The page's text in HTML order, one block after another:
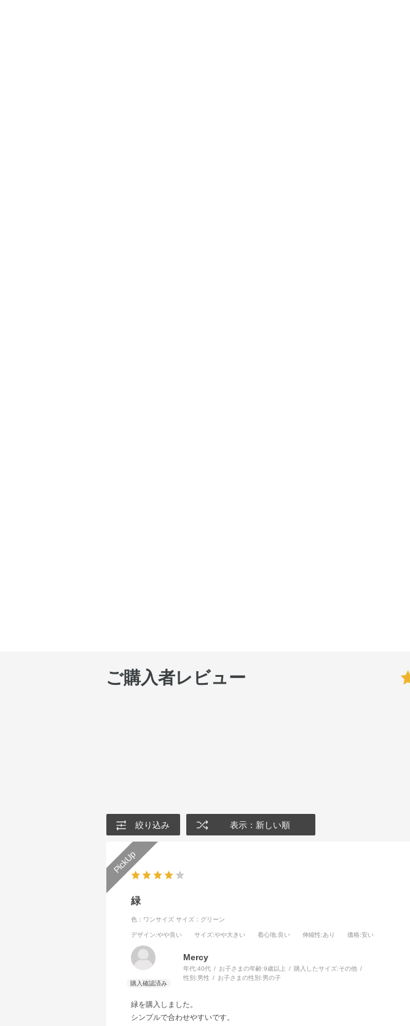
ご購入者レビュー
絞り込み 表示：新しい順
緑
色：ワンサイズ サイズ：グリーン
デザイン:やや良い サイズ:やや大きい 着心地:良い 伸縮性:あり 価格:安い
Mercy
年代:40代 お子さまの年齢:9歳以上 購入したサイズ:その他
性別:男性 お子さまの性別:男の子
緑を購入しました。
シンプルで合わせやすいです。